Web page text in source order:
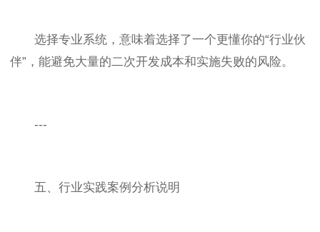
选择专业系统，意味着选择了一个更懂你的“行业伙
伴”，能避免大量的二次开发成本和实施失败的风险。
---
五、行业实践案例分析说明